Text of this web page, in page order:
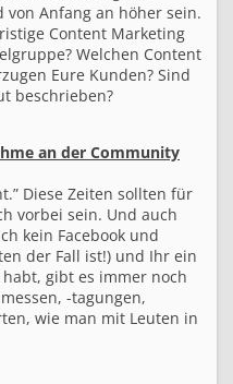
von Anfang an höher sein.
Content Marketing
Welchen Content
Eure Kunden? Sind
beschrieben?
an der Community
Diese Zeiten sollten für
vorbei sein. Und auch
kein Facebook und
der Fall ist!) und Ihr ein
gibt es immer noch
-tagungen,
wie man mit Leuten in